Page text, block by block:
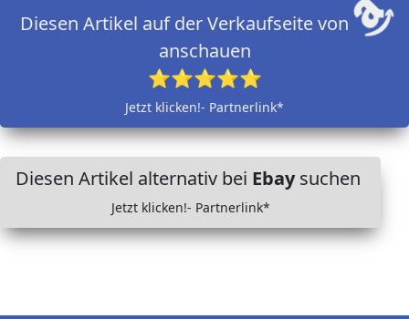
Diesen Artikel auf der Verkaufseite von
anschauen
⭐⭐⭐⭐⭐
Jetzt klicken!- Partnerlink*
Diesen Artikel alternativ bei Ebaysuchen
Jetzt klicken!- Partnerlink*